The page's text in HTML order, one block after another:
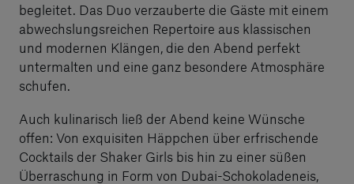
begleitet. Das Duo verzauberte die Gäste mit einem
abwechslungsreichen Repertoire aus klassischen
und modernen Klängen, die den Abend perfekt
untermalten und eine ganz besondere Atmosphäre
schufen.
Auch kulinarisch ließ der Abend keine Wünsche
offen: Von exquisiten Häppchen über erfrischende
Cocktails der Shaker Girls bis hin zu einer süßen
Überraschung in Form von Dubai-Schokoladeneis,